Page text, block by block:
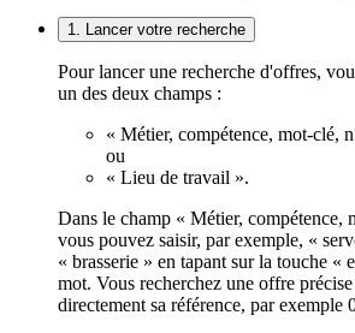
1. Lancer votre recherche
Pour lancer une recherche d'offres,
un des deux champs :
« Métier, compétence, mot-clé,
ou
« Lieu de travail ».
Dans le champ « Métier, compétence,
vous pouvez saisir, par exemple, «
« brasserie » en tapant sur la touche «
mot. Vous recherchez une offre précise
directement sa référence, par exemple